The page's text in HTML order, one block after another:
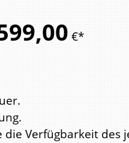
00 €*
Verfügbarkeit